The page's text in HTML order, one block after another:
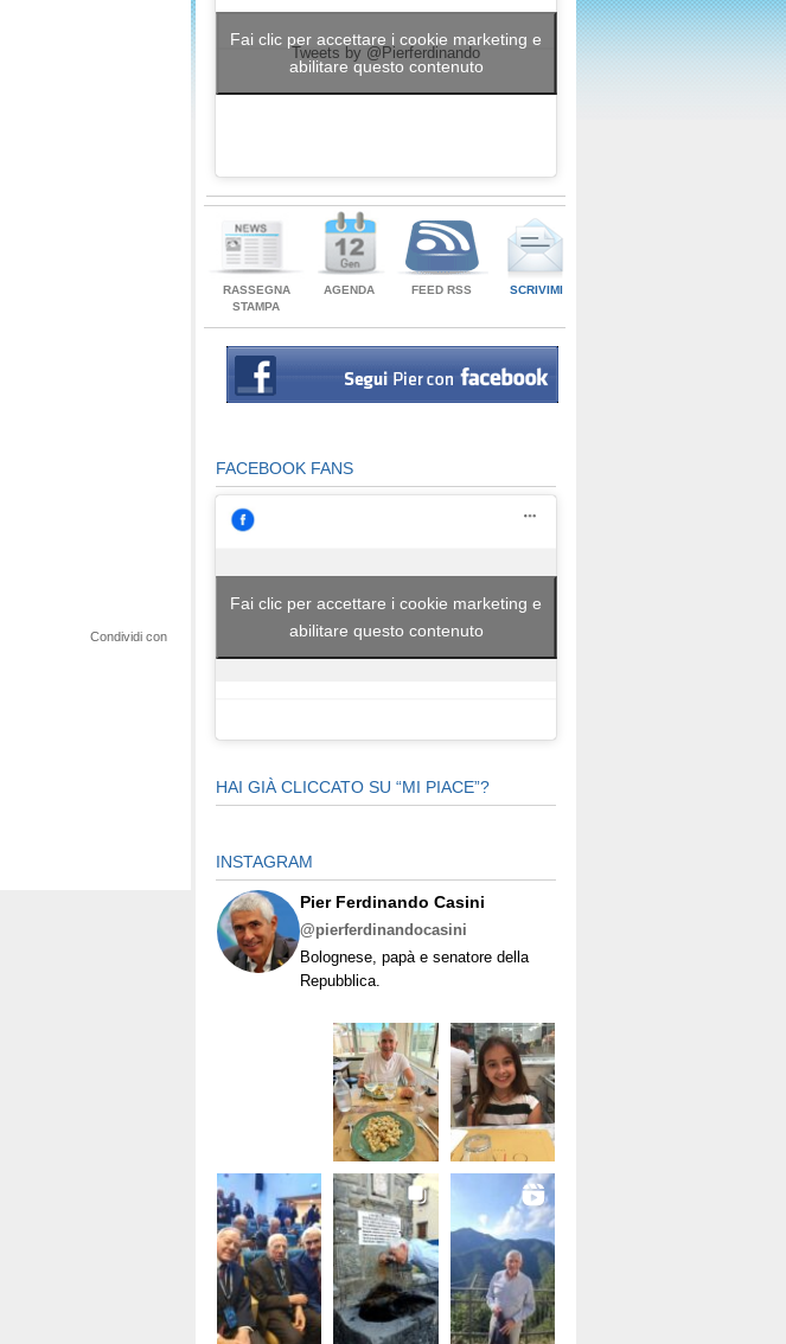
Condividi con
Tweets by @Pierferdinando
Fai clic per accettare i cookie marketing e
abilitare questo contenuto
RASSEGNA
STAMPA
AGENDA FEED RSS SCRIVIMI
FACEBOOK FANS
Fai clic per accettare i cookie marketing e
abilitare questo contenuto
HAI GIÀ CLICCATO SU “MI PIACE”?
INSTAGRAM
Pier Ferdinando Casini
@pierferdinandocasini
Bolognese, papà e senatore della
Repubblica.